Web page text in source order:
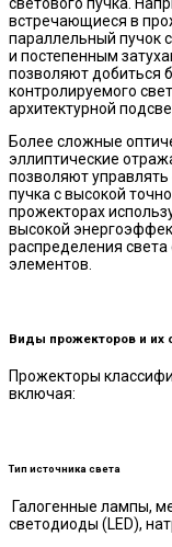
встречающиеся в
параллельный пучок
и постепенным
позволяют добиться
контролируемого
архитектурной
Более сложные
эллиптические
позволяют
пучка с высокой
прожекторах
высокой
распределения
элементов.
Виды прожекторов и их
Прожекторы
включая:
Тип источника света
Галогенные лампы,
светодиоды (LED),